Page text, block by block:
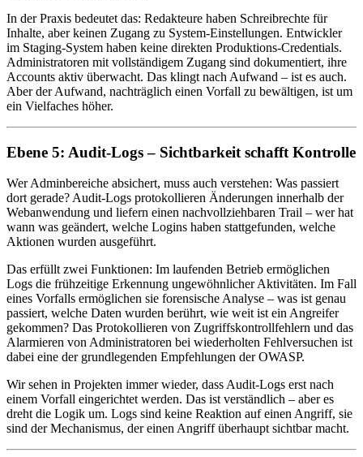
In der Praxis bedeutet das: Redakteure haben Schreibrechte für
Inhalte, aber keinen Zugang zu System-Einstellungen. Entwickler
im Staging-System haben keine direkten Produktions-Credentials.
Administratoren mit vollständigem Zugang sind dokumentiert, ihre
Accounts aktiv überwacht. Das klingt nach Aufwand – ist es auch.
Aber der Aufwand, nachträglich einen Vorfall zu bewältigen, ist um
ein Vielfaches höher.
Ebene 5: Audit-Logs – Sichtbarkeit schafft Kontrolle
Wer Adminbereiche absichert, muss auch verstehen: Was passiert
dort gerade? Audit-Logs protokollieren Änderungen innerhalb der
Webanwendung und liefern einen nachvollziehbaren Trail – wer hat
wann was geändert, welche Logins haben stattgefunden, welche
Aktionen wurden ausgeführt.
Das erfüllt zwei Funktionen: Im laufenden Betrieb ermöglichen
Logs die frühzeitige Erkennung ungewöhnlicher Aktivitäten. Im Fall
eines Vorfalls ermöglichen sie forensische Analyse – was ist genau
passiert, welche Daten wurden berührt, wie weit ist ein Angreifer
gekommen? Das Protokollieren von Zugriffskontrollfehlern und das
Alarmieren von Administratoren bei wiederholten Fehlversuchen ist
dabei eine der grundlegenden Empfehlungen der OWASP.
Wir sehen in Projekten immer wieder, dass Audit-Logs erst nach
einem Vorfall eingerichtet werden. Das ist verständlich – aber es
dreht die Logik um. Logs sind keine Reaktion auf einen Angriff, sie
sind der Mechanismus, der einen Angriff überhaupt sichtbar macht.